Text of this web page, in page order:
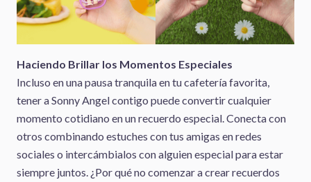
Haciendo Brillar los Momentos Especiales
Incluso en una pausa tranquila en tu cafetería favorita,
tener a Sonny Angel contigo puede convertir cualquier
momento cotidiano en un recuerdo especial. Conecta con
otros combinando estuches con tus amigas en redes
sociales o intercámbialos con alguien especial para estar
siempre juntos. ¿Por qué no comenzar a crear recuerdos